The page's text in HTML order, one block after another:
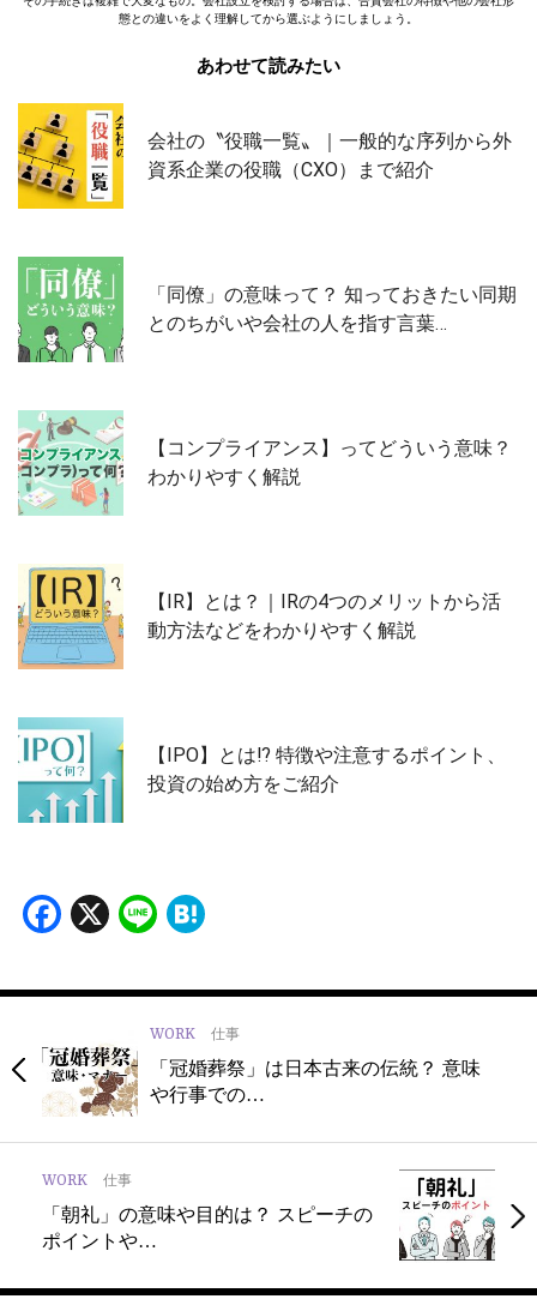
態との違いをよく理解してから選ぶようにしましょう。
あわせて読みたい
会社の〝役職一覧〟｜一般的な序列から外
資系企業の役職（CXO）まで紹介
「同僚」の意味って？ 知っておきたい同期
とのちがいや会社の人を指す言葉…
【コンプライアンス】ってどういう意味？
わかりやすく解説
【IR】とは？｜IRの4つのメリットから活
動方法などをわかりやすく解説
【IPO】とは⁉️ 特徴や注意するポイント、
投資の始め方をご紹介
Facebook
X Line
WORK 仕事
「冠婚葬祭」は日本古来の伝統？ 意味
や行事での…
WORK 仕事
「朝礼」の意味や目的は？ スピーチの
ポイントや…